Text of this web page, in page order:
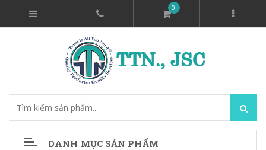
0
DANH MỤC SẢN PHẨM